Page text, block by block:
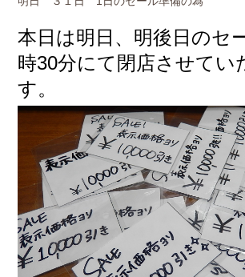
KUWAHARA（クワハラ）
MASI（マージ）
PASHLEY（パシュレー）
RITEWAY（ライトウェイ）
tern（ターン）
tern Crest
tern SURGE
tern SURGE PRO
tern SURGE UNO
マルイのかわいいキャップ
本日は明日、明後日のセ
時30分にて閉店させてい
す。